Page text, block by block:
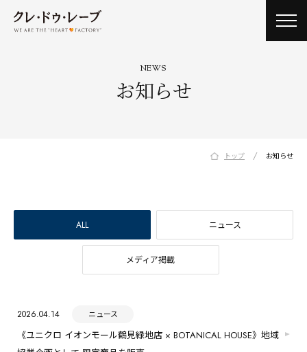
NEWS
お知らせ
トップ / お知らせ
ALL ニュース
メディア掲載
2026.04.14 ニュース
《ユニクロ イオンモール鶴見緑地店 × BOTANICAL HOUSE》地域